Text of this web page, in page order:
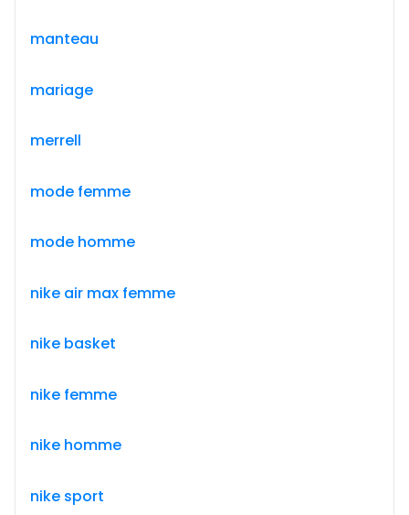
manteau
mariage
merrell
mode femme
mode homme
nike air max femme
nike basket
nike femme
nike homme
nike sport